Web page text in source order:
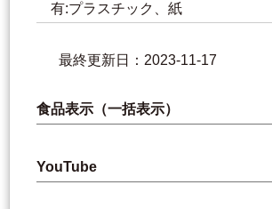
有:プラスチック、紙
最終更新日：2023-11-17
食品表示（一括表示）
YouTube